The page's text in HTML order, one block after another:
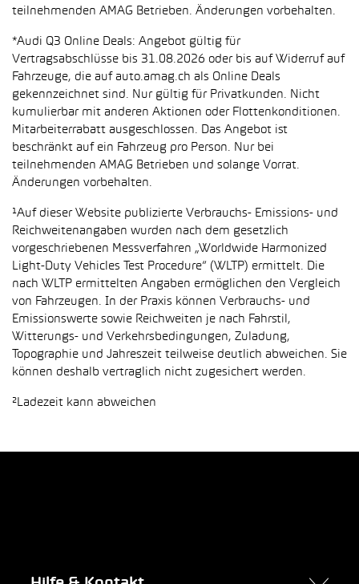
teilnehmenden AMAG Betrieben. Änderungen vorbehalten.
*Audi Q3 Online Deals: Angebot gültig für
Vertragsabschlüsse bis 31.08.2026 oder bis auf Widerruf auf
Fahrzeuge, die auf auto.amag.ch als Online Deals
gekennzeichnet sind. Nur gültig für Privatkunden. Nicht
kumulierbar mit anderen Aktionen oder Flottenkonditionen.
Mitarbeiterrabatt ausgeschlossen. Das Angebot ist
beschränkt auf ein Fahrzeug pro Person. Nur bei
teilnehmenden AMAG Betrieben und solange Vorrat.
Änderungen vorbehalten.
¹Auf dieser Website publizierte Verbrauchs- Emissions- und
Reichweitenangaben wurden nach dem gesetzlich
vorgeschriebenen Messverfahren „Worldwide Harmonized
Light-Duty Vehicles Test Procedure“ (WLTP) ermittelt. Die
nach WLTP ermittelten Angaben ermöglichen den Vergleich
von Fahrzeugen. In der Praxis können Verbrauchs- und
Emissionswerte sowie Reichweiten je nach Fahrstil,
Witterungs- und Verkehrsbedingungen, Zuladung,
Topographie und Jahreszeit teilweise deutlich abweichen. Sie
können deshalb vertraglich nicht zugesichert werden.
²Ladezeit kann abweichen